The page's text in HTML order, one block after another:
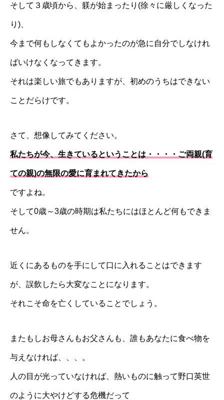
そして３歳頃から、躾が始まったり(徐々に厳しくなった
り)、
今まで何もしなくてもよかったのが急に自分でしなけれ
ばいけなくなってきます。
それは楽しい旅でもありますが、初めのうちはできない
ことだらけです。
さて、想像してみてください。
私たちが今、生きているということは・・・・ご両親(育
ての親)の無限の愛に育まれてきたから
ですよね。
そして0歳～3歳の時期は私たちにはほとんど何もできま
せん。
近くにあるものを手にして口に入れることはできます
が、誤飲したら大変なことになります。
それこそ命を亡くしていることでしょう。
またもしお母さんもお父さんも、誰もあなたに食べ物を
与えなければ、、、。
人の目が光っていなければ、熱いものに触って野口英世
のように大やけどする危機だって